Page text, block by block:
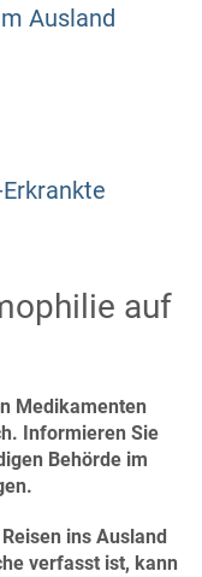
Ausland
auf
Medikamenten
Informieren Sie
Behörde im
ins Ausland
verfasst ist, kann